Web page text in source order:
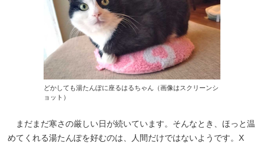
どかしても湯たんぽに座るはるちゃん（画像はスクリーンシ
ョット）
まだまだ寒さの厳しい日が続いています。そんなとき、ほっと温
めてくれる湯たんぽを好むのは、人間だけではないようです。X